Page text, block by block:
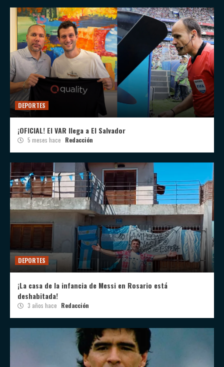
DEPORTES
¡OFICIAL! El VAR llega a El Salvador
5 meses hace Redacción
DEPORTES
¡La casa de la infancia de Messi en Rosario está
deshabitada!
3 años hace Redacción